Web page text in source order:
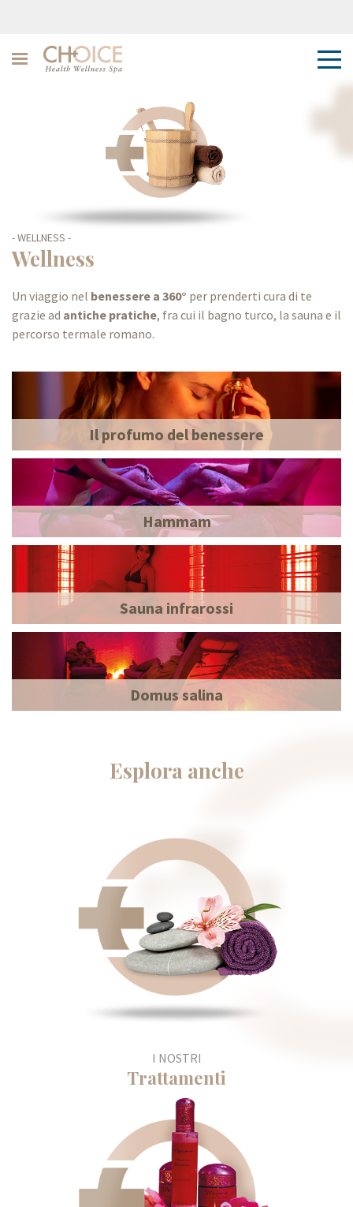
- WELLNESS -
Wellness
Un viaggio nel benessere a 360° per prenderti cura di te
grazie ad antiche pratiche, fra cui il bagno turco, la sauna e il
percorso termale romano.
Il profumo del benessere
Hammam
Sauna infrarossi
Domus salina
Esplora anche
I NOSTRI
Trattamenti